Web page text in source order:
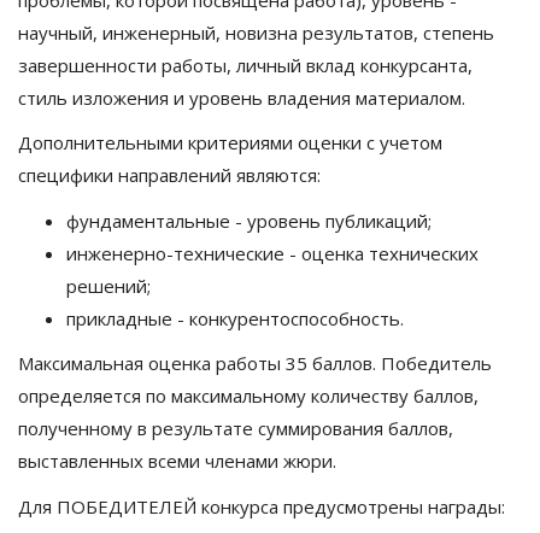
научный, инженерный, новизна результатов, степень
завершенности работы, личный вклад конкурсанта,
стиль изложения и уровень владения материалом.
Дополнительными критериями оценки с учетом
специфики направлений являются:
фундаментальные - уровень публикаций;
инженерно-технические - оценка технических
решений;
прикладные - конкурентоспособность.
Максимальная оценка работы 35 баллов. Победитель
определяется по максимальному количеству баллов,
полученному в результате суммирования баллов,
выставленных всеми членами жюри.
Для ПОБЕДИТЕЛЕЙ конкурса предусмотрены награды: